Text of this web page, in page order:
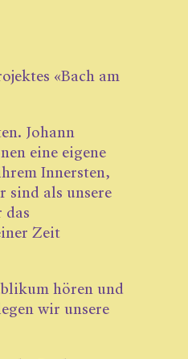
«Bach am
Johann
eine eigene
Innersten,
sind als ­unsere
das
Zeit
hören und
wir unsere